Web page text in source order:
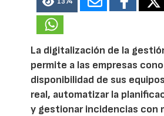
La digitalización de la
permite a las empresas
disponibilidad de sus
real, automatizar la
y gestionar incidencias con